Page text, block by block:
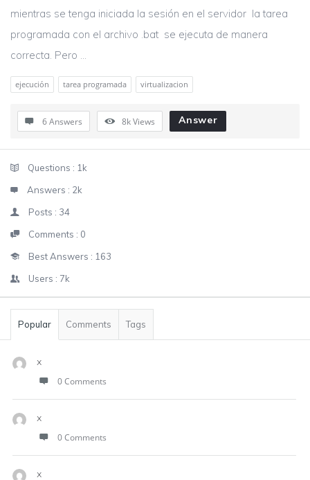
mientras se tenga iniciada la sesión en el servidor la tarea
programada con el archivo .bat se ejecuta de manera
correcta. Pero ...
ejecución tarea programada virtualizacion
6 Answers 8kViews Answer
StatsQuestions : 1k
Answers : 2k
Posts : 34
Comments : 0
Best Answers : 163
Users : 7k
Popular Comments Tags
x
0 Comments
x
0 Comments
x